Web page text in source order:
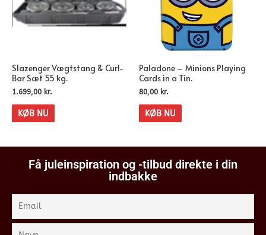
Slazenger Vægtstang & Curl-
Bar Sæt 55 kg.
1.699,00 kr.
KØB NU
Paladone – Minions Playing
Cards in a Tin.
80,00 kr.
KØB NU
Få juleinspiration og -tilbud direkte i din
indbakke